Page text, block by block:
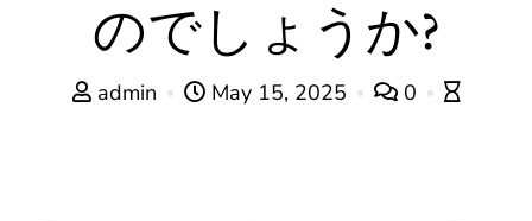
のでしょうか?
admin May 15, 2025 0